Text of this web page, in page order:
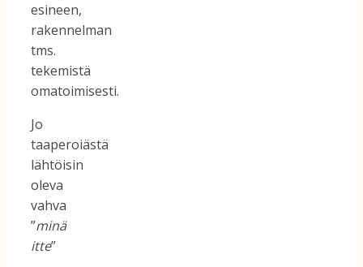
esineen,
rakennelman
tms.
tekemistä
omatoimisesti.
Jo
taaperoiästä
lähtöisin
oleva
vahva
”minä
itte”